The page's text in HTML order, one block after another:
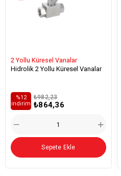
2 Yollu Küresel Vanalar
Hidrolik 2 Yollu Küresel Vanalar
₺864,36
₺982,23
%12
i̇ndirim
Sepete Ekle